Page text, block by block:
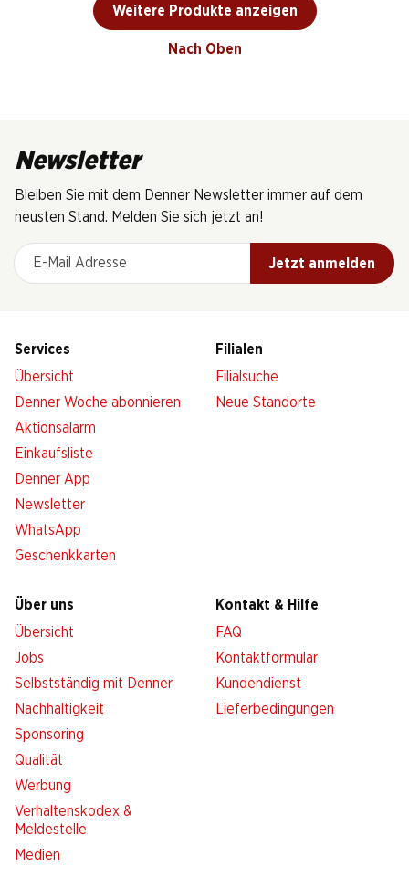
Weitere Produkte anzeigen
Nach Oben
Newsletter
Bleiben Sie mit dem Denner Newsletter immer auf dem
neusten Stand. Melden Sie sich jetzt an!
E-Mail Adresse
Jetzt anmelden
Services
Übersicht
Denner Woche abonnieren
Aktionsalarm
Einkaufsliste
Denner App
Newsletter
WhatsApp
Geschenkkarten
Filialen
Filialsuche
Neue Standorte
Über uns
Übersicht
Jobs
Selbstständig mit Denner
Nachhaltigkeit
Sponsoring
Qualität
Werbung
Verhaltenskodex &
Meldestelle
Medien
Kontakt & Hilfe
FAQ
Kontaktformular
Kundendienst
Lieferbedingungen